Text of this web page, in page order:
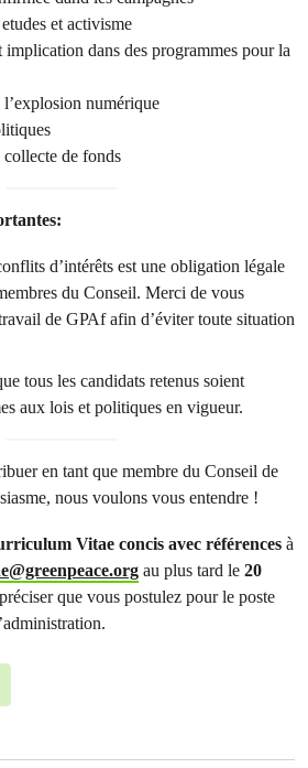
et activisme
implication dans des programmes pour la
l’explosion numérique
collecte de fonds
d’intérêts est une obligation légale
du Conseil. Merci de vous
de GPAf afin d’éviter toute situation
tous les candidats retenus soient
aux lois et politiques en vigueur.
en tant que membre du Conseil de
nous voulons vous entendre !
Vitae concis avec références à
au plus tard le 20
que vous postulez pour le poste